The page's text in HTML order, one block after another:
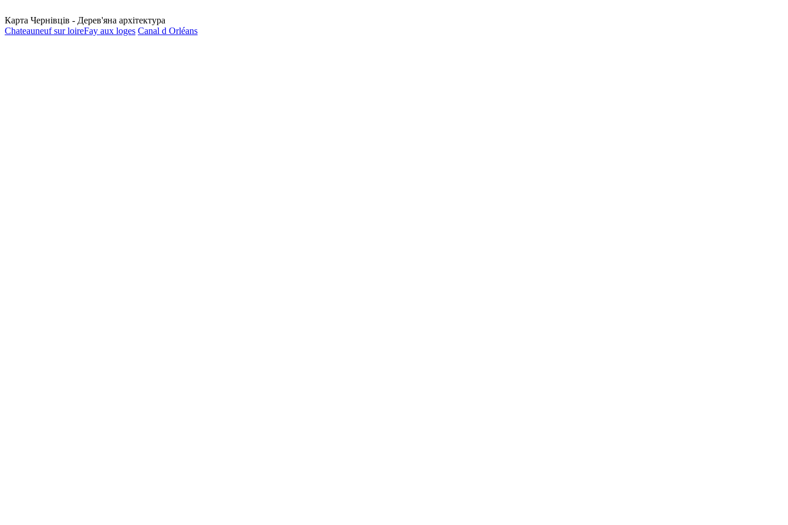
Карта Чернівців - Дерев'яна архітектура
Chateauneuf sur loireFay aux loges Canal d Orléans